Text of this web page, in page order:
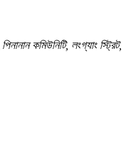
কমিউনিটি, লংগ্যাং স্ট্রিট,